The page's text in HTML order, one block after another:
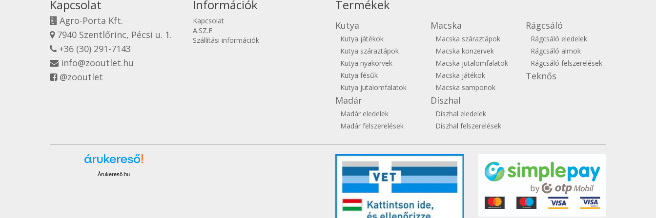
Kapcsolat
Agro-Porta Kft.
7940 Szentlőrinc, Pécsi u. 1.
+36 (30) 291-7143
info@zooutlet.hu
@zooutlet
Információk
Kapcsolat
A.SZ.F.
Szállítási információk
Termékek
Kutya
Kutya játékok
Kutya száraztápok
Kutya nyakörvek
Kutya fésűk
Kutya jutalomfalatok
Madár
Madár eledelek
Madár felszerelések
Macska
Macska száraztápok
Macska konzervek
Macska jutalomfalatok
Macska játékok
Macska samponok
Díszhal
Díszhal eledelek
Díszhal felszerelések
Rágcsáló
Rágcsáló eledelek
Rágcsáló almok
Rágcsáló felszerelések
Teknős
Árukereső.hu